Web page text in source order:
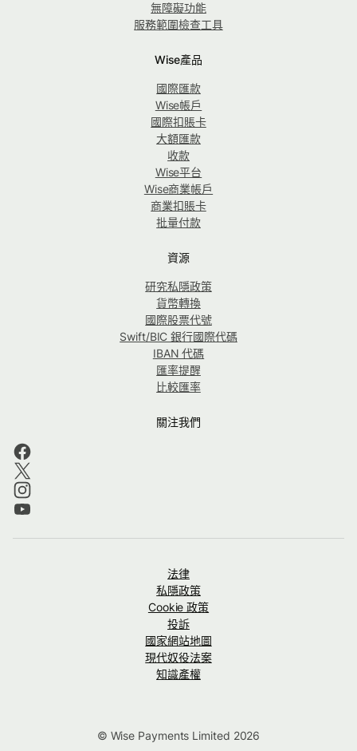
無障礙功能
服務範圍檢查工具
Wise產品
國際匯款
Wise帳戶
國際扣賬卡
大額匯款
收款
Wise平台
Wise商業帳戶
商業扣賬卡
批量付款
資源
研究私隱政策
貨幣轉換
國際股票代號
Swift/BIC 銀行國際代碼
IBAN 代碼
匯率提醒
比較匯率
關注我們
法律
私隱政策
Cookie 政策
投訴
國家網站地圖
現代奴役法案
知識產權
© Wise Payments Limited 2026